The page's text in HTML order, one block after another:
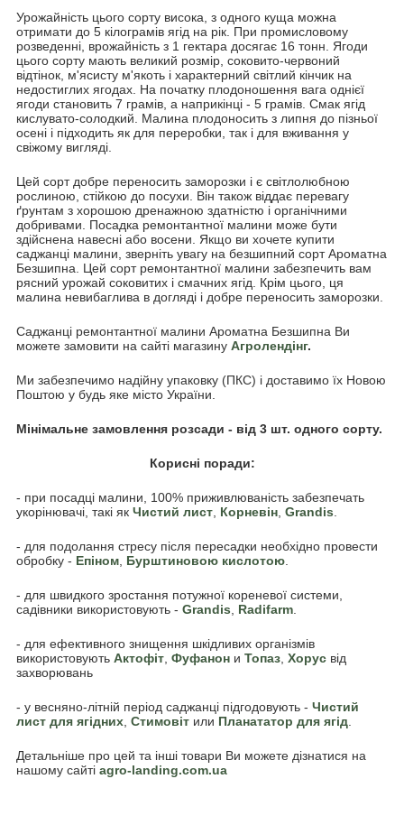
Урожайність цього сорту висока, з одного куща можна
отримати до 5 кілограмів ягід на рік. При промисловому
розведенні, врожайність з 1 гектара досягає 16 тонн. Ягоди
цього сорту мають великий розмір, соковито-червоний
відтінок, м'ясисту м'якоть і характерний світлий кінчик на
недостиглих ягодах. На початку плодоношення вага однієї
ягоди становить 7 грамів, а наприкінці - 5 грамів. Смак ягід
кислувато-солодкий. Малина плодоносить з липня до пізньої
осені і підходить як для переробки, так і для вживання у
свіжому вигляді.
Цей сорт добре переносить заморозки і є світлолюбною
рослиною, стійкою до посухи. Він також віддає перевагу
ґрунтам з хорошою дренажною здатністю і органічними
добривами. Посадка ремонтантної малини може бути
здійснена навесні або восени. Якщо ви хочете купити
саджанці малини, зверніть увагу на безшипний сорт Ароматна
Безшипна. Цей сорт ремонтантної малини забезпечить вам
рясний урожай соковитих і смачних ягід. Крім цього, ця
малина невибаглива в догляді і добре переносить заморозки.
Саджанці ремонтантної малини Ароматна Безшипна Ви
можете замовити на сайті магазину Агролендінг.
Ми забезпечимо надійну упаковку (ПКС) і доставимо їх Новою
Поштою у будь яке місто України.
Мінімальне замовлення розсади - від 3 шт. одного сорту.
Корисні поради:
- при посадці малини, 100% приживлюваність забезпечать
укорінювачі, такі як Чистий лист Корневін Grandis
- для подолання стресу після пересадки необхідно провести
обробку - Епіном Бурштиновою кислотою
- для швидкого зростання потужної кореневої системи,
садівники використовують - Grandis Radifarm
- для ефективного знищення шкідливих організмів
використовують Актофіт Фуфанон и Топаз Хорус від
захворювань
- у весняно-літній період саджанці підгодовують - Чистий
лист для ягідних Стимовіт или Планататор для ягід
Детальніше про цей та інші товари Ви можете дізнатися на
нашому сайті agro-landing.com.ua